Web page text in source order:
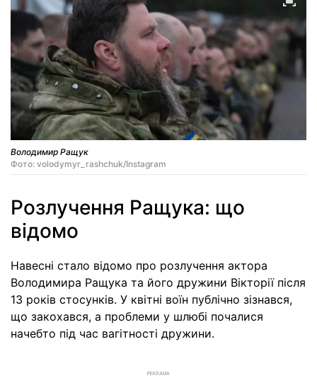
Володимир Ращук
Фото: volodymyr_rashchuk/Instagram
Розлучення Ращука: що
відомо
Навесні стало відомо про розлучення актора
Володимира Ращука та його дружини Вікторії після
13 років стосунків. У квітні воїн публічно зізнався,
що закохався, а проблеми у шлюбі почалися
начебто під час вагітності дружини.
РЕКЛАМА